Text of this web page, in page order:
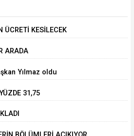
ÜCRETİ KESİLECEK
ARADA
Yılmaz oldu
31,75